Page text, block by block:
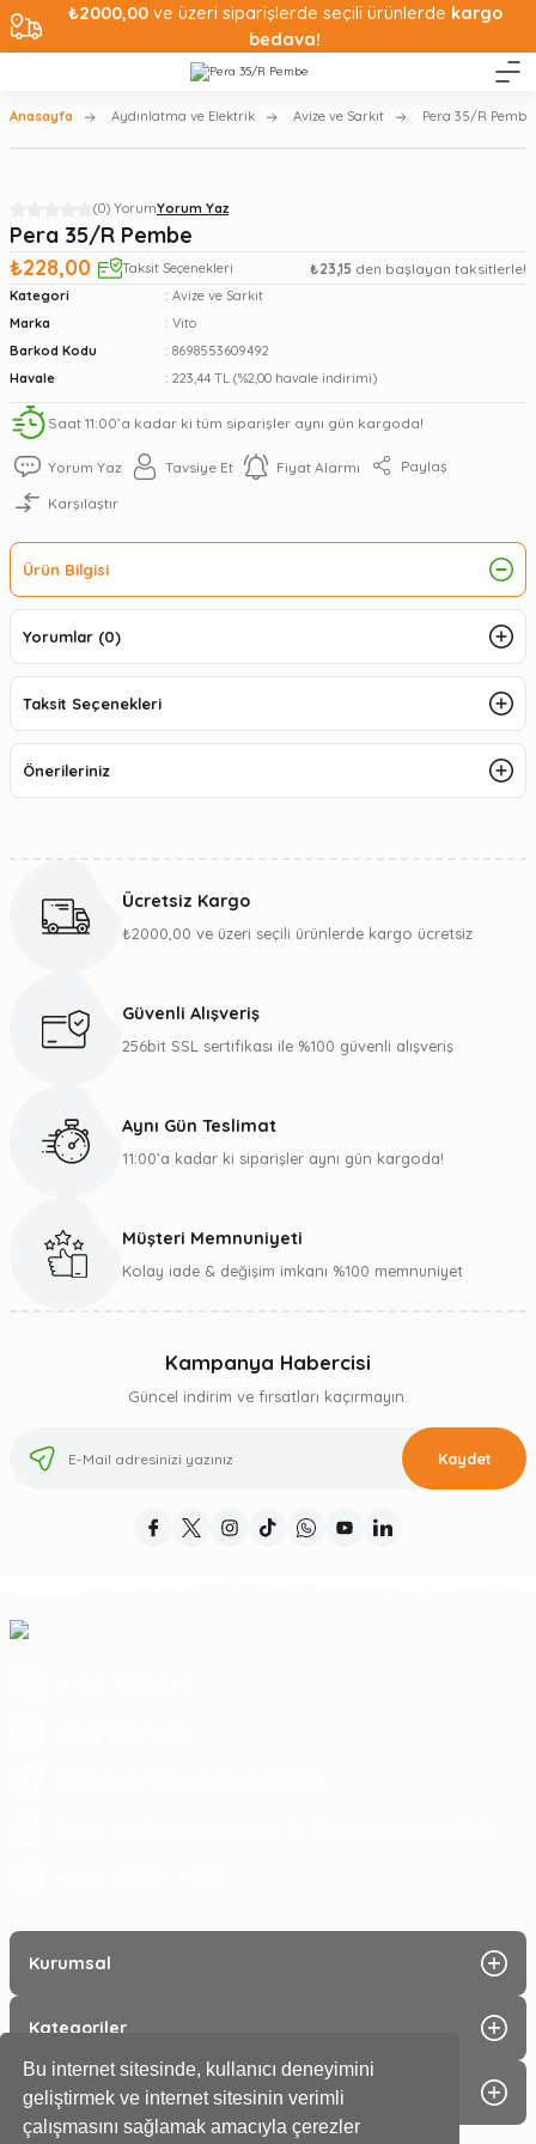
Bu internet sitesinde, kullanıcı deneyimini
geliştirmek ve internet sitesinin verimli
çalışmasını sağlamak amacıyla çerezler
₺2000,00ve üzeri siparişlerde seçili ürünlerde kargo
bedava!
Anasayfa Aydınlatma ve Elektrik Avize ve Sarkıt Pera 35/R Pembe
(0) YorumYorum Yaz
Pera 35/R Pembe
₺228,00
Taksit Seçenekleri ₺23,15 den başlayan taksitlerle!
Kategori
Avize ve Sarkıt
Marka
Vito
Barkod Kodu
8698553609492
Havale
223,44 TL (%2,00 havale indirimi)
Saat 11:00’a kadar ki tüm siparişler aynı gün kargoda!
Yorum Yaz Tavsiye Et Fiyat Alarmı Paylaş
Karşılaştır
Ürün Bilgisi
Yorumlar (0)
Taksit Seçenekleri
Önerileriniz
Ücretsiz Kargo
₺2000,00 ve üzeri seçili ürünlerde kargo ücretsiz
Güvenli Alışveriş
256bit SSL sertifikası ile %100 güvenli alışveriş
Aynı Gün Teslimat
11:00’a kadar ki siparişler aynı gün kargoda!
Müşteri Memnuniyeti
Kolay iade & değişim imkanı %100 memnuniyet
Kampanya Habercisi
Güncel indirim ve fırsatları kaçırmayın.
Kaydet
Kurumsal
Kategoriler
Alışveriş